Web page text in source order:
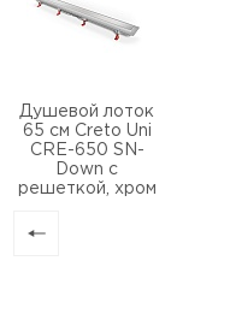
Душевой лоток
65 см Creto Uni
CRE-650 SN-
Down с
решеткой, хром